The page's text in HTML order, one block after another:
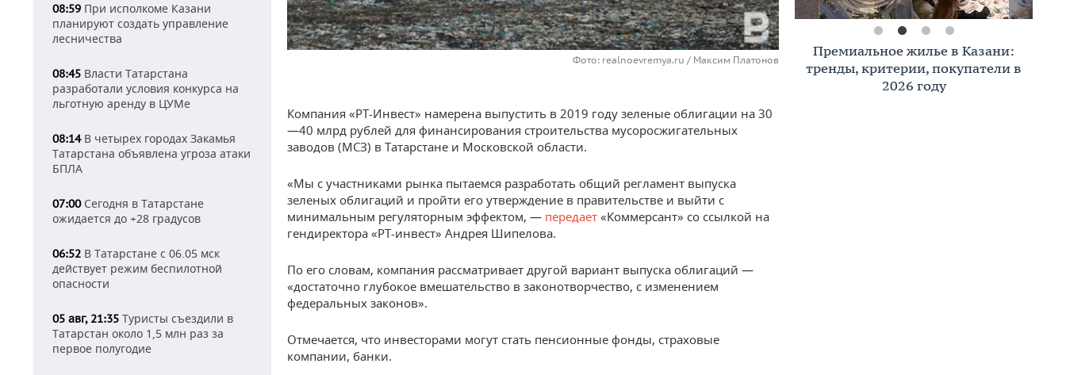
08:59 При исполкоме Казани
планируют создать управление
лесничества
08:45 Власти Татарстана
разработали условия конкурса на
льготную аренду в ЦУМе
08:14В четырех городах Закамья
Татарстана объявлена угроза атаки
БПЛА
07:00Сегодня в Татарстане
ожидается до +28 градусов
06:52 В Татарстане с 06.05 мск
действует режим беспилотной
опасности
05 авг, 21:35 Туристы съездили в
Татарстан около 1,5 млн раз за
первое полугодие
Фото: realnoevremya.ru / Максим Платонов
Компания «РТ-Инвест» намерена выпустить в 2019 году зеленые облигации на 30
—40 млрд рублей для финансирования строительства мусоросжигательных
заводов (МСЗ) в Татарстане и Московской области.
«Мы с участниками рынка пытаемся разработать общий регламент выпуска
зеленых облигаций и пройти его утверждение в правительстве и выйти с
минимальным регуляторным эффектом, — передает «Коммерсант» со ссылкой на
гендиректора «РТ-инвест» Андрея Шипелова.
По его словам, компания рассматривает другой вариант выпуска облигаций —
«достаточно глубокое вмешательство в законотворчество, с изменением
федеральных законов».
Отмечается, что инвесторами могут стать пенсионные фонды, страховые
компании, банки.
Премиальное жилье в Казани:
тренды, критерии, покупатели в
2026 году